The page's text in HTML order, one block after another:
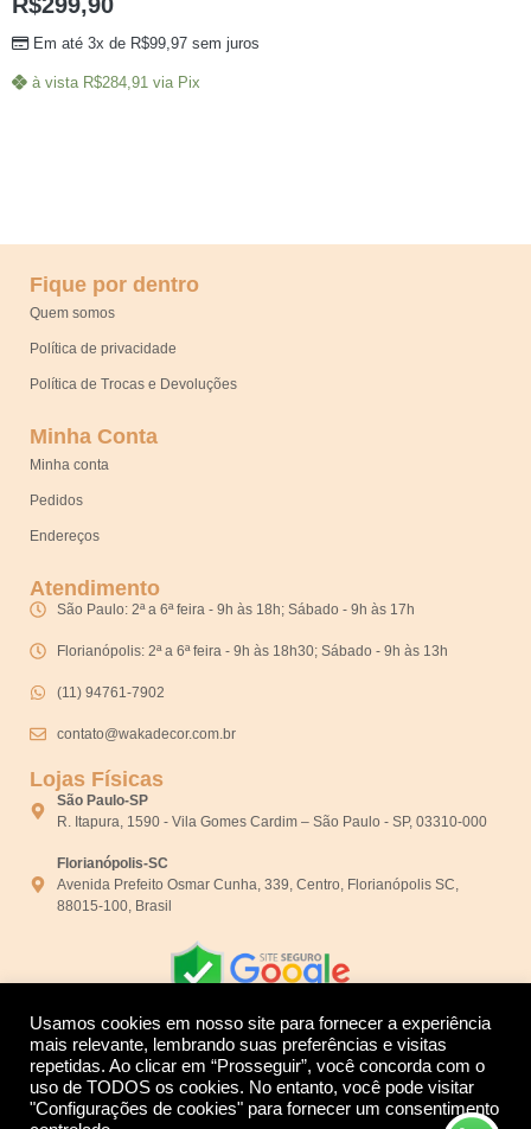
Em até 3x de R$99,97 sem juros
à vista R$284,91 via Pix
Fique por dentro
Quem somos
Política de privacidade
Política de Trocas e Devoluções
Minha Conta
Minha conta
Pedidos
Endereços
Atendimento
São Paulo: 2ª a 6ª feira - 9h às 18h; Sábado - 9h às 17h
Florianópolis: 2ª a 6ª feira - 9h às 18h30; Sábado - 9h às 13h
(11) 94761-7902
contato@wakadecor.com.br
Lojas Físicas
São Paulo-SP
R. Itapura, 1590 - Vila Gomes Cardim – São Paulo - SP, 03310-000
Florianópolis-SC
Avenida Prefeito Osmar Cunha, 339, Centro, Florianópolis SC,
88015-100, Brasil
Desenvolvido por:
Usamos cookies em nosso site para fornecer a experiência
mais relevante, lembrando suas preferências e visitas
repetidas. Ao clicar em “Prosseguir”, você concorda com o
uso de TODOS os cookies. No entanto, você pode visitar
"Configurações de cookies" para fornecer um consentimento